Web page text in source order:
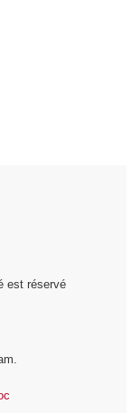
est réservé